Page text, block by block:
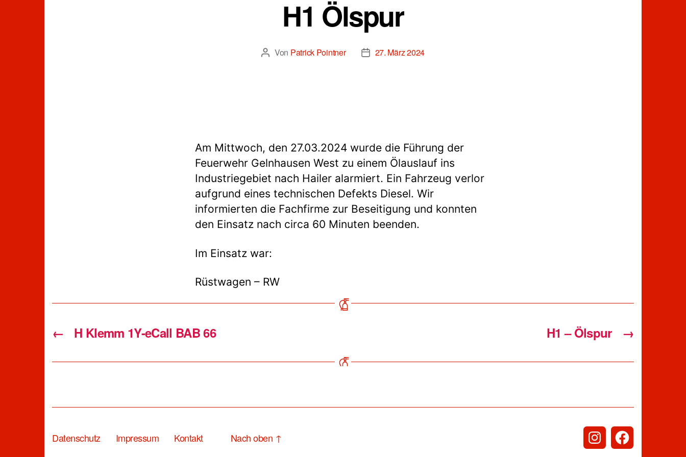
H1 Ölspur
Beitragsautor
Von Patrick Pointner Beitragsdatum
27. März 2024
Am Mittwoch, den 27.03.2024 wurde die Führung der
Feuerwehr Gelnhausen West zu einem Ölauslauf ins
Industriegebiet nach Hailer alarmiert. Ein Fahrzeug verlor
aufgrund eines technischen Defekts Diesel. Wir
informierten die Fachfirme zur Beseitigung und konnten
den Einsatz nach circa 60 Minuten beenden.
Im Einsatz war:
Rüstwagen – RW
← H Klemm 1Y-eCall BAB 66 →
H1 – Ölspur
Datenschutz Impressum Kontakt Nach oben ↑ InstagramFacebook